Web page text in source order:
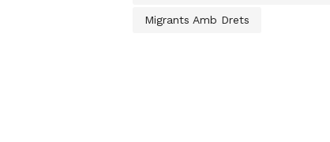
Migrants Amb Drets